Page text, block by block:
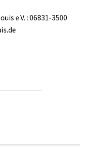
e.V. : 06831-3500